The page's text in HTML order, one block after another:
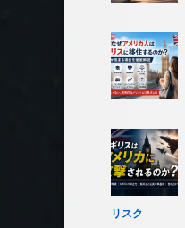
リスク